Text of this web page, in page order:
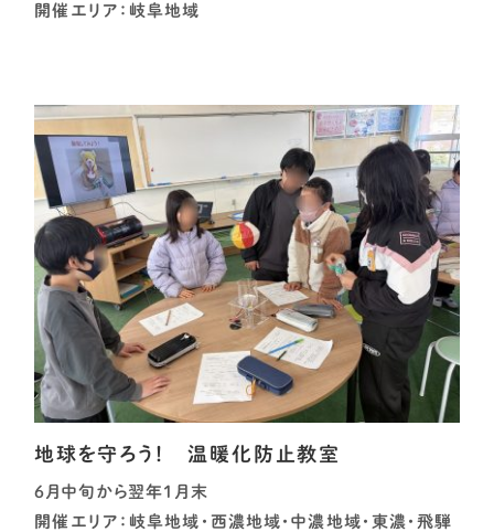
開催エリア：岐阜地域
地球を守ろう！ 温暖化防止教室
6月中旬から翌年1月末
開催エリア：岐阜地域・西濃地域・中濃地域・東濃・飛騨